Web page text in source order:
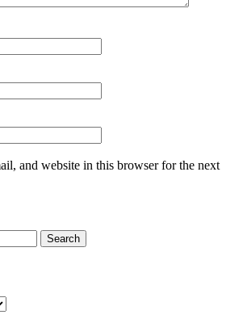
and website in this browser for the next